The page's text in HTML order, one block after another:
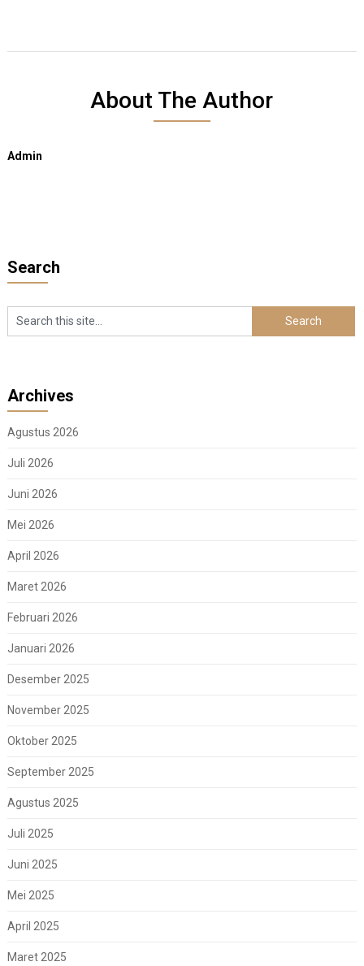
About The Author
Admin
Search
Archives
Agustus 2026
Juli 2026
Juni 2026
Mei 2026
April 2026
Maret 2026
Februari 2026
Januari 2026
Desember 2025
November 2025
Oktober 2025
September 2025
Agustus 2025
Juli 2025
Juni 2025
Mei 2025
April 2025
Maret 2025